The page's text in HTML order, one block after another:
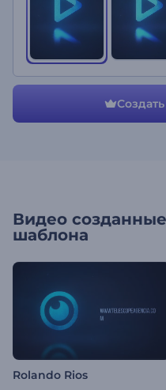
Видео
шаблона
Rolando Rios